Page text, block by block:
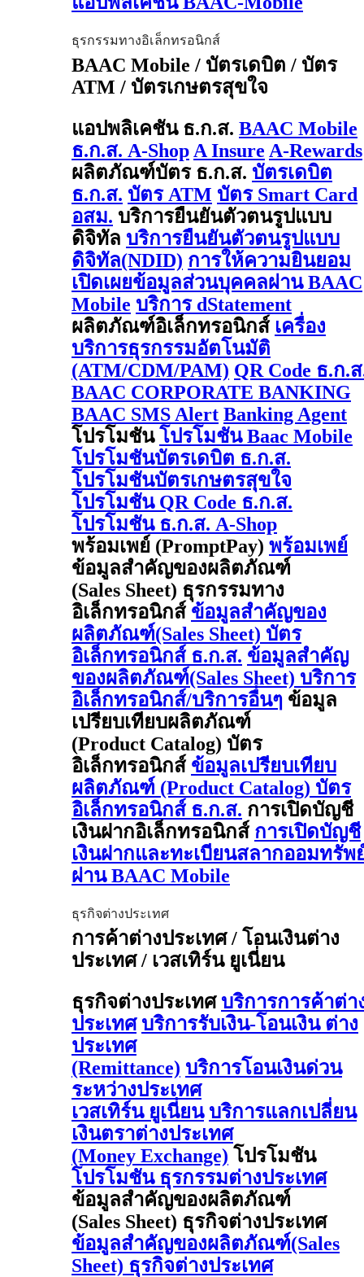
ธุรกรรมทางอิเล็กทรอนิกส์
BAAC Mobile / บัตรเดบิต / บัตร
ATM / บัตรเกษตรสุขใจ
แอปพลิเคชัน ธ.ก.ส. BAAC Mobile
ธ.ก.ส. A-Shop A Insure A-Rewards
ผลิตภัณฑ์บัตร ธ.ก.ส. บัตรเดบิต
ธ.ก.ส. บัตร ATM บัตร Smart Card
อสม. บริการยืนยันตัวตนรูปแบบ
ดิจิทัล บริการยืนยันตัวตนรูปแบบ
ดิจิทัล(NDID) การให้ความยินยอม
เปิดเผยข้อมูลส่วนบุคคลผ่าน BAAC
Mobile บริการ dStatement
ผลิตภัณฑ์อิเล็กทรอนิกส์ เครื่อง
บริการธุรกรรมอัตโนมัติ
(ATM/CDM/PAM) QR Code ธ.ก.
BAAC CORPORATE BANKING
BAAC SMS Alert Banking Agent
โปรโมชัน โปรโมชัน Baac Mobile
โปรโมชันบัตรเดบิต ธ.ก.ส.
โปรโมชันบัตรเกษตรสุขใจ
โปรโมชัน QR Code ธ.ก.ส.
โปรโมชัน ธ.ก.ส. A-Shop
พร้อมเพย์ (PromptPay) พร้อมเพย์
ข้อมูลสำคัญของผลิตภัณฑ์
(Sales Sheet) ธุรกรรมทาง
อิเล็กทรอนิกส์ ข้อมูลสำคัญของ
ผลิตภัณฑ์(Sales Sheet) บัตร
อิเล็กทรอนิกส์ ธ.ก.ส. ข้อมูลสำคัญ
ของผลิตภัณฑ์(Sales Sheet) บริการ
อิเล็กทรอนิกส์/บริการอื่นๆ ข้อมูล
เปรียบเทียบผลิตภัณฑ์
(Product Catalog) บัตร
อิเล็กทรอนิกส์ ข้อมูลเปรียบเทียบ
ผลิตภัณฑ์ (Product Catalog) บัตร
อิเล็กทรอนิกส์ ธ.ก.ส. การเปิดบัญชี
เงินฝากอิเล็กทรอนิกส์ การเปิดบัญชี
เงินฝากและทะเบียนสลากออมทรัพ
ผ่าน BAAC Mobile
ธุรกิจต่างประเทศ
การค้าต่างประเทศ / โอนเงินต่าง
ประเทศ / เวสเทิร์น ยูเนี่ยน
ธุรกิจต่างประเทศ บริการการค้าต่า
ประเทศ บริการรับเงิน-โอนเงิน ต่าง
ประเทศ
(Remittance) บริการโอนเงินด่วน
ระหว่างประเทศ
เวสเทิร์น ยูเนี่ยน บริการแลกเปลี่ยน
เงินตราต่างประเทศ
(Money Exchange) โปรโมชัน
โปรโมชัน ธุรกรรมต่างประเทศ
ข้อมูลสำคัญของผลิตภัณฑ์
(Sales Sheet) ธุรกิจต่างประเทศ
ข้อมูลสำคัญของผลิตภัณฑ์(Sales
Sheet) ธุรกิจต่างประเทศ